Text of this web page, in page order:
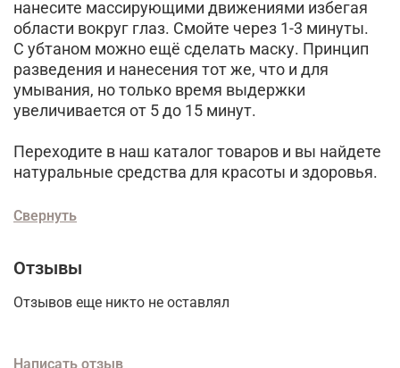
нанесите массирующими движениями избегая
области вокруг глаз. Смойте через 1-3 минуты.
С убтаном можно ещё сделать маску. Принцип
разведения и нанесения тот же, что и для
умывания, но только время выдержки
увеличивается от 5 до 15 минут.
Переходите в наш каталог товаров и вы найдете
натуральные средства для красоты и здоровья.
Свернуть
Отзывы
Отзывов еще никто не оставлял
Написать отзыв